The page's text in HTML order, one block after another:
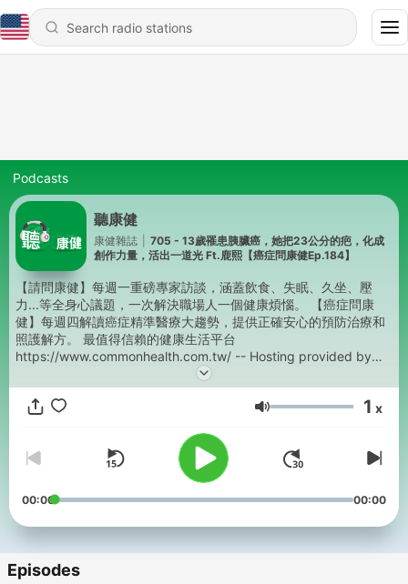
Podcasts
聽康健
康健雜誌
705 - 13歲罹患胰臟癌，她把23公分的疤，化成
創作力量，活出一道光 Ft.鹿熙【癌症問康健Ep.184】
【請問康健】每週一重磅專家訪談，涵蓋飲食、失眠、久坐、壓
力...等全身心議題，一次解決職場人一個健康煩惱。 【癌症問康
健】每週四解讀癌症精準醫療大趨勢，提供正確安心的預防治療和
照護解方。 最值得信賴的健康生活平台
https://www.commonhealth.com.tw/ -- Hosting provided by
Volume 1 x
00:00 00:00
Episodes